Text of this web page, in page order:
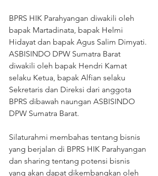
BPRS HIK Parahyangan diwakili oleh
bapak Martadinata, bapak Helmi
Hidayat dan bapak Agus Salim Dimyati.
ASBISINDO DPW Sumatra Barat
diwakili oleh bapak Hendri Kamat
selaku Ketua, bapak Alfian selaku
Sekretaris dan Direksi dari anggota
BPRS dibawah naungan ASBISINDO
DPW Sumatra Barat.
Silaturahmi membahas tentang bisnis
yang berjalan di BPRS HIK Parahyangan
dan sharing tentang potensi bisnis
yang akan dapat dikembangkan oleh